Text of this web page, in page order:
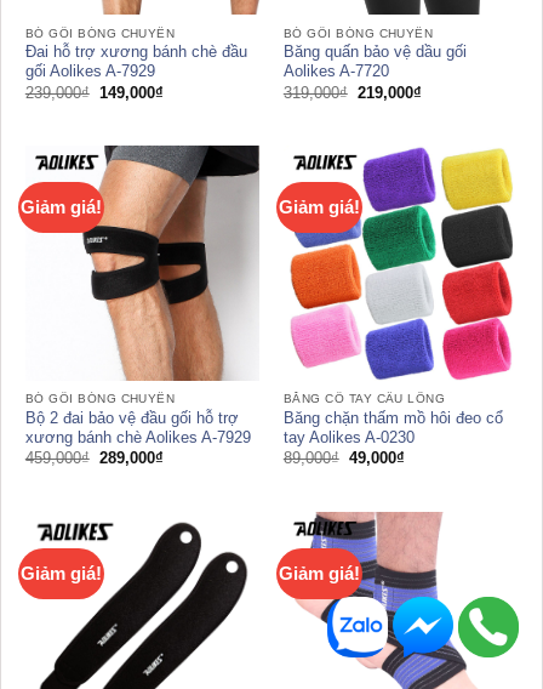
BÓ GỐI BÓNG CHUYỀN
Đai hỗ trợ xương bánh chè đầu
gối Aolikes A-7929
239,000₫ Giá
149,000₫Giá
149,000₫.
BÓ GỐI BÓNG CHUYỀN
Băng quấn bảo vệ dầu gối
Aolikes A-7720
319,000₫ Giá
219,000₫Giá
219,000₫.
Giảm giá!
BÓ GỐI BÓNG CHUYỀN
Bộ 2 đai bảo vệ đầu gối hỗ trợ
xương bánh chè Aolikes A-7929
459,000₫ Giá
289,000₫Giá
Giảm giá!
BĂNG CỔ TAY CẦU LÔNG
Băng chặn thấm mồ hôi đeo cổ
tay Aolikes A-0230
89,000₫ Giá
gốc
49,000₫Giá
49,000₫.
Giảm giá! Giảm giá!